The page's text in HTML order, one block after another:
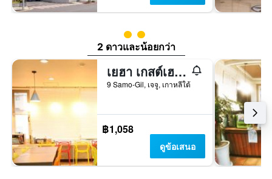
ให้ 2 ดาว
2 ดาวและน้อยกว่า
เยฮา เกสต์เฮาส์ - โฮสเทล
9 Samo-Gil, เจจู, เกาหลีใต้
฿1,058
ดูข้อเสนอ